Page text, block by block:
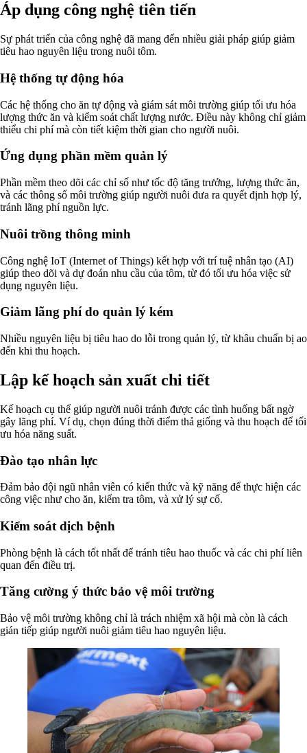
Áp dụng công nghệ tiên tiến
Sự phát triển của công nghệ đã mang đến nhiều giải pháp giúp giảm
tiêu hao nguyên liệu trong nuôi tôm.
Hệ thống tự động hóa
Các hệ thống cho ăn tự động và giám sát môi trường giúp tối ưu hóa
lượng thức ăn và kiểm soát chất lượng nước. Điều này không chỉ giảm
thiểu chi phí mà còn tiết kiệm thời gian cho người nuôi.
Ứng dụng phần mềm quản lý
Phần mềm theo dõi các chỉ số như tốc độ tăng trưởng, lượng thức ăn,
và các thông số môi trường giúp người nuôi đưa ra quyết định hợp lý,
tránh lãng phí nguồn lực.
Nuôi trồng thông minh
Công nghệ IoT (Internet of Things) kết hợp với trí tuệ nhân tạo (AI)
giúp theo dõi và dự đoán nhu cầu của tôm, từ đó tối ưu hóa việc sử
dụng nguyên liệu.
Giảm lãng phí do quản lý kém
Nhiều nguyên liệu bị tiêu hao do lỗi trong quản lý, từ khâu chuẩn bị ao
đến khi thu hoạch.
Lập kế hoạch sản xuất chi tiết
Kế hoạch cụ thể giúp người nuôi tránh được các tình huống bất ngờ
gây lãng phí. Ví dụ, chọn đúng thời điểm thả giống và thu hoạch để tối
ưu hóa năng suất.
Đào tạo nhân lực
Đảm bảo đội ngũ nhân viên có kiến thức và kỹ năng để thực hiện các
công việc như cho ăn, kiểm tra tôm, và xử lý sự cố.
Kiểm soát dịch bệnh
Phòng bệnh là cách tốt nhất để tránh tiêu hao thuốc và các chi phí liên
quan đến điều trị.
Tăng cường ý thức bảo vệ môi trường
Bảo vệ môi trường không chỉ là trách nhiệm xã hội mà còn là cách
gián tiếp giúp người nuôi giảm tiêu hao nguyên liệu.